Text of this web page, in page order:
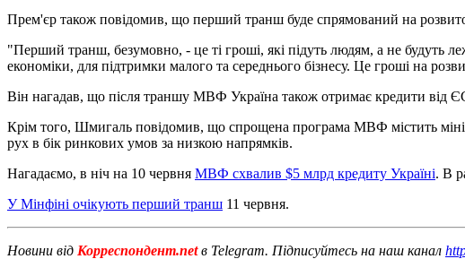
Прем'єр також повідомив, що перший транш буде спрямований на
"Перший транш, безумовно, - це ті гроші, які підуть людям, а не будуть
економіки, для підтримки малого та середнього бізнесу. Це гроші на
Він нагадав, що після траншу МВФ Україна також отримає кредити від
Крім того, Шмигаль повідомив, що спрощена програма МВФ містить
рух в бік ринкових умов за низкою напрямків.
Нагадаємо, в ніч на 10 червня МВФ схвалив $5 млрд кредиту Україні. В
У Мінфіні очікують перший транш 11 червня.
Новини від Корреспондент.netв Telegram. Підписуйтесь на наш канал